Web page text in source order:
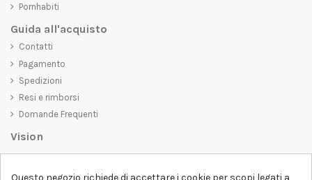
Pornhabiti
Guida all'acquisto
Contatti
Pagamento
Spedizioni
Resi e rimborsi
Domande Frequenti
Vision
belli da vedere, ma che trasmettano anche un messaggio importante.
Questo negozio richiede di accettare i cookie per scopi legati a